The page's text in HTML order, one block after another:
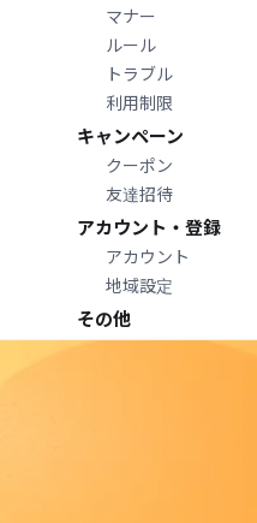
マナー
ルール
トラブル
利用制限
キャンペーン
クーポン
友達招待
アカウント・登録
アカウント
地域設定
その他